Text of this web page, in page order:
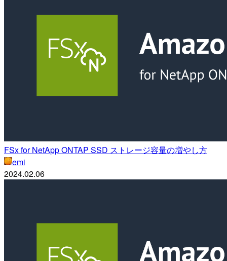
FSx for NetApp ONTAP SSD ストレージ容量の増やし方
emi
2024.02.06